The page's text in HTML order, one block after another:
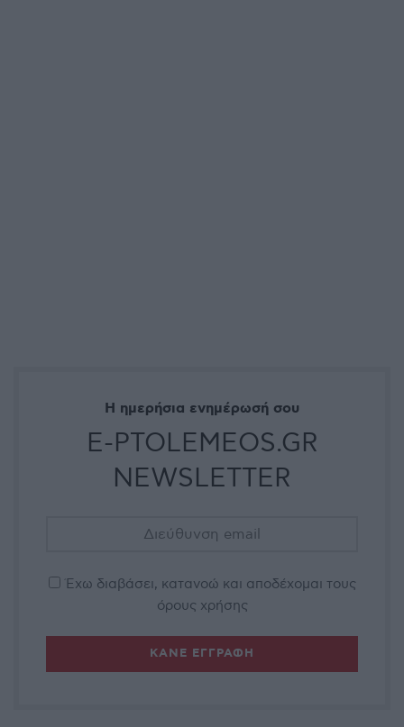
Η ημερήσια ενημέρωσή σου
E-PTOLEMEOS.GR
NEWSLETTER
Έχω διαβάσει, κατανοώ και αποδέχομαι τους
όρους χρήσης